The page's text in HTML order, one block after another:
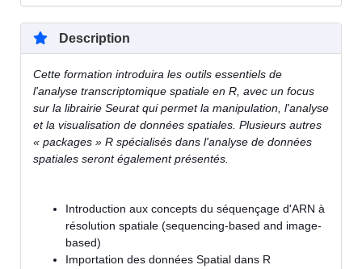
Description
Cette formation introduira les outils essentiels de
l'analyse transcriptomique spatiale en R, avec un focus
sur la librairie Seurat qui permet la manipulation, l'analyse
et la visualisation de données spatiales. Plusieurs autres
« packages » R spécialisés dans l'analyse de données
spatiales seront également présentés.
Introduction aux concepts du séquençage d'ARN à
résolution spatiale (sequencing-based and image-
based)
Importation des données Spatial dans R